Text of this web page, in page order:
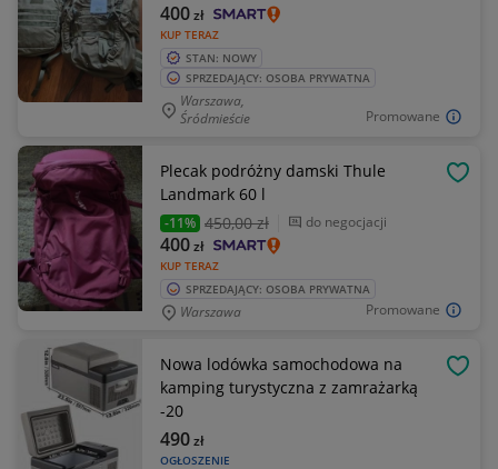
Promowane
KUP TERAZ
400zł
STAN: NOWY
SPRZEDAJĄCY: OSOBA PRYWATNA
Warszawa,
Śródmieście
Promowane
Plecak podróżny damski Thule
Landmark 60 l
-11% 450,00 zł do negocjacji
KUP TERAZ
400zł
SPRZEDAJĄCY: OSOBA PRYWATNA
Warszawa
Nowa lodówka samochodowa na
kamping turystyczna z zamrażarką
-20
OGŁOSZENIE
490zł